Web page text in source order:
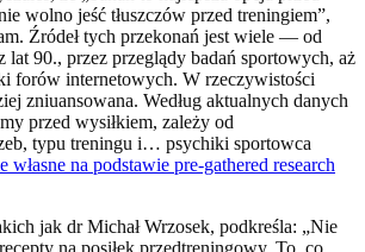
wolno jeść tłuszczów przed treningiem”,
Źródeł tych przekonań jest wiele — od
90., przez przeglądy badań sportowych, aż
forów internetowych. W rzeczywistości
zniuansowana. Według aktualnych danych
przed wysiłkiem, zależy od
typu treningu i… psychiki sportowca
własne na podstawie pre-gathered research
jak dr Michał Wrzosek, podkreśla: „Nie